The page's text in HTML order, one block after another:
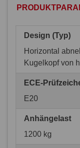
Design (Typ)
Horizontal
Kugelkopf von
ECE-
E20
Anhängelast
1200 kg